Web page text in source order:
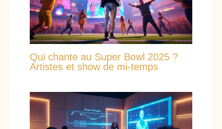
Qui chante au Super Bowl 2025 ?
Artistes et show de mi-temps